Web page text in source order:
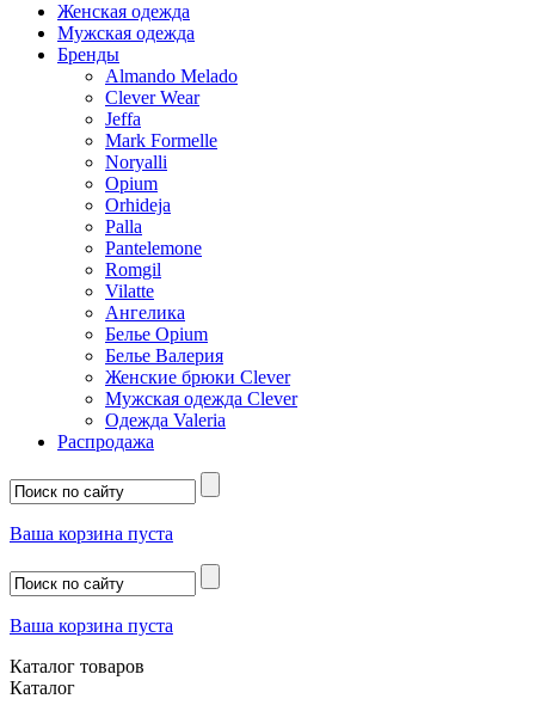
Женская одежда
Мужская одежда
Бренды
Almando Melado
Clever Wear
Jeffa
Mark Formelle
Noryalli
Opium
Orhideja
Palla
Pantelemone
Romgil
Vilatte
Ангелика
Белье Opium
Белье Валерия
Женские брюки Clever
Мужская одежда Clever
Одежда Valeria
Распродажа
Ваша корзина пуста
Ваша корзина пуста
Каталог товаров
Каталог